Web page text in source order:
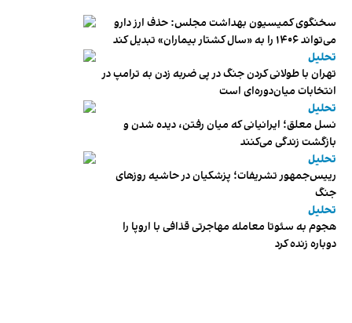
سخنگوی کمیسیون بهداشت مجلس: حذف ارز دارو
می‌تواند ۱۴۰۶ را به «سال کشتار بیماران» تبدیل کند
تحلیل
تهران با طولانی کردن جنگ در پی ضربه زدن به ترامپ در
انتخابات میان‌دوره‌ای است
تحلیل
نسل معلق؛ ایرانیانی که میان رفتن، دیده شدن و
بازگشت زندگی می‌کنند
تحلیل
رییس‌جمهور تشریفات؛ پزشکیان در حاشیه روزهای
جنگ
تحلیل
هجوم به سئوتا معامله مهاجرتی قذافی با اروپا را
دوباره زنده کرد